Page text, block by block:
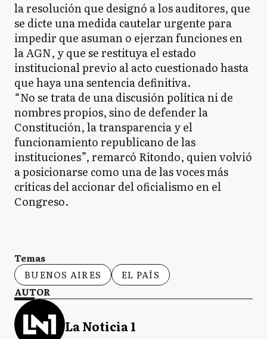
la resolución que designó a los auditores, que
se dicte una medida cautelar urgente para
impedir que asuman o ejerzan funciones en
la AGN, y que se restituya el estado
institucional previo al acto cuestionado hasta
que haya una sentencia definitiva.
“No se trata de una discusión política ni de
nombres propios, sino de defender la
Constitución, la transparencia y el
funcionamiento republicano de las
instituciones”, remarcó Ritondo, quien volvió
a posicionarse como una de las voces más
críticas del accionar del oficialismo en el
Congreso.
Temas
BUENOS AIRES
EL PAÍS
AUTOR
La Noticia 1